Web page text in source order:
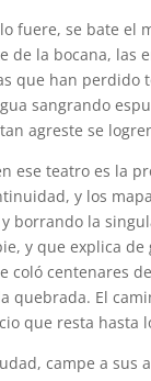
fuere, se bate
de la bocana, las
que han perdido
sangrando
agreste se
ese teatro es la
y los
borrando la
y que explica
coló centenares
quebrada. El
que resta hasta
campe a sus